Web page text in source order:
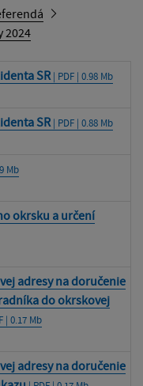
2024
SR | PDF | 0.98 Mb
SR | PDF | 0.88 Mb
Mb
okrsku a určení
adresy na doručenie
do okrskovej
| 0.17 Mb
adresy na doručenie